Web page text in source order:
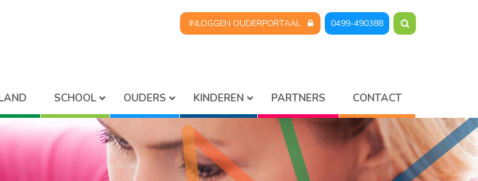
INLOGGEN OUDERPORTAAL 0499-490388
SCHOOL OUDERS KINDEREN PARTNERS CONTACT